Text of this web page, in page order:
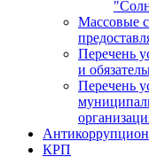
Массовые
Перечень
и
Перечень
КРП